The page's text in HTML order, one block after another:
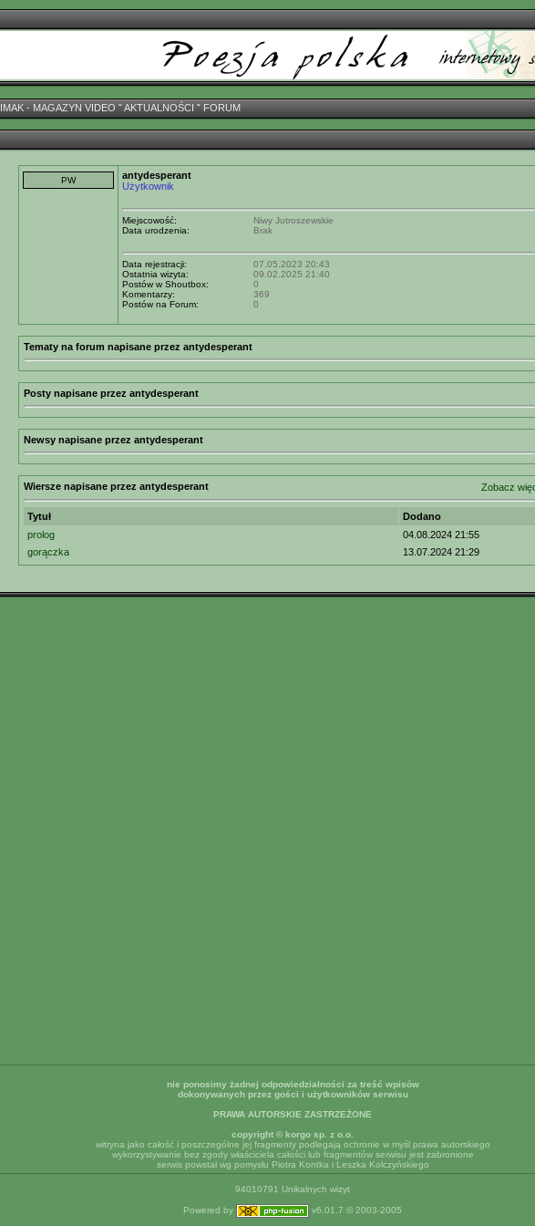
IMAK - MAGAZYN VIDEO ˇAKTUALNOŚCI ˇ FORUM
antydesperant
Użytkownik
Miejscowość:
Niwy Jutroszewskie
Data urodzenia:
Brak
Data rejestracji:
07.05.2023 20:43
Ostatnia wizyta:
09.02.2025 21:40
Postów w Shoutbox:
0
Komentarzy:
369
Postów na Forum:
0
Tematy na forum napisane przez antydesperant
Posty napisane przez antydesperant
Newsy napisane przez antydesperant
Wiersze napisane przez antydesperant Zobacz
Tytuł
Dodano
prolog
04.08.2024 21:55
gorączka
13.07.2024 21:29
nie ponosimy żadnej odpowiedzialności za treść wpisów
dokonywanych przez gości i użytkowników serwisu
PRAWA AUTORSKIE ZASTRZEŻONE
copyright © korgo sp. z o.o.
witryna jako całość i poszczególne jej fragmenty podlegają ochronie w myśl prawa autorskiego
wykorzystywanie bez zgody właściciela całości lub fragmentów serwisu jest zabronione
serwis powstał wg pomysłu Piotra Kontka i Leszka Kolczyńskiego
94010791 Unikalnych wizyt
Powered by v6.01.7 © 2003-2005